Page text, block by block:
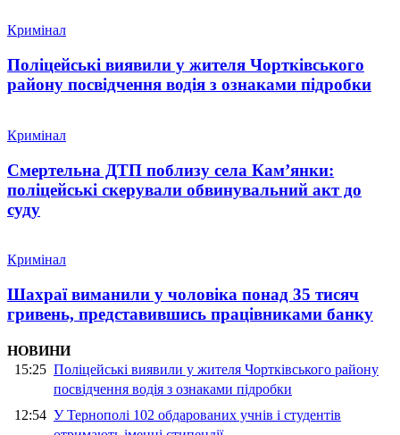
Кримінал
Поліцейські виявили у жителя Чортківського
району посвідчення водія з ознаками підробки
Кримінал
Смертельна ДТП поблизу села Кам’янки:
поліцейські скерували обвинувальний акт до
суду
Кримінал
Шахраї виманили у чоловіка понад 35 тисяч
гривень, представившись працівниками банку
НОВИНИ
15:25 Поліцейські виявили у жителя Чортківського району
посвідчення водія з ознаками підробки
12:54 У Тернополі 102 обдарованих учнів і студентів